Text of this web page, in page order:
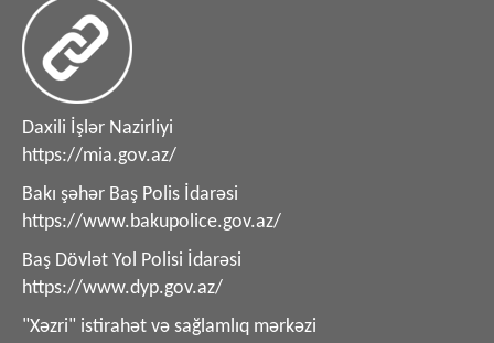
Daxili İşlər Nazirliyi
https://mia.gov.az/
Bakı şəhər Baş Polis İdarəsi
https://www.bakupolice.gov.az/
Baş Dövlət Yol Polisi İdarəsi
https://www.dyp.gov.az/
"Xəzri" istirahət və sağlamlıq mərkəzi